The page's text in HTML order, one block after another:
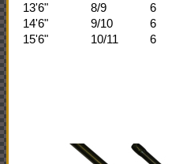
13'6"
8/9 6
14'6"
9/10 6
15'6"
10/11 6